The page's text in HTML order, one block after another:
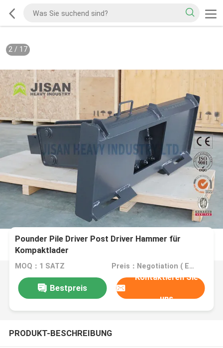
2/ 17
Pounder Pile Driver Post Driver Hammer für
Kompaktlader
MOQ：1 SATZ Preis：Negotiation ( EXW , FOB or CIF price )
Bestpreis
Kontaktieren Sie
uns
PRODUKT-BESCHREIBUNG